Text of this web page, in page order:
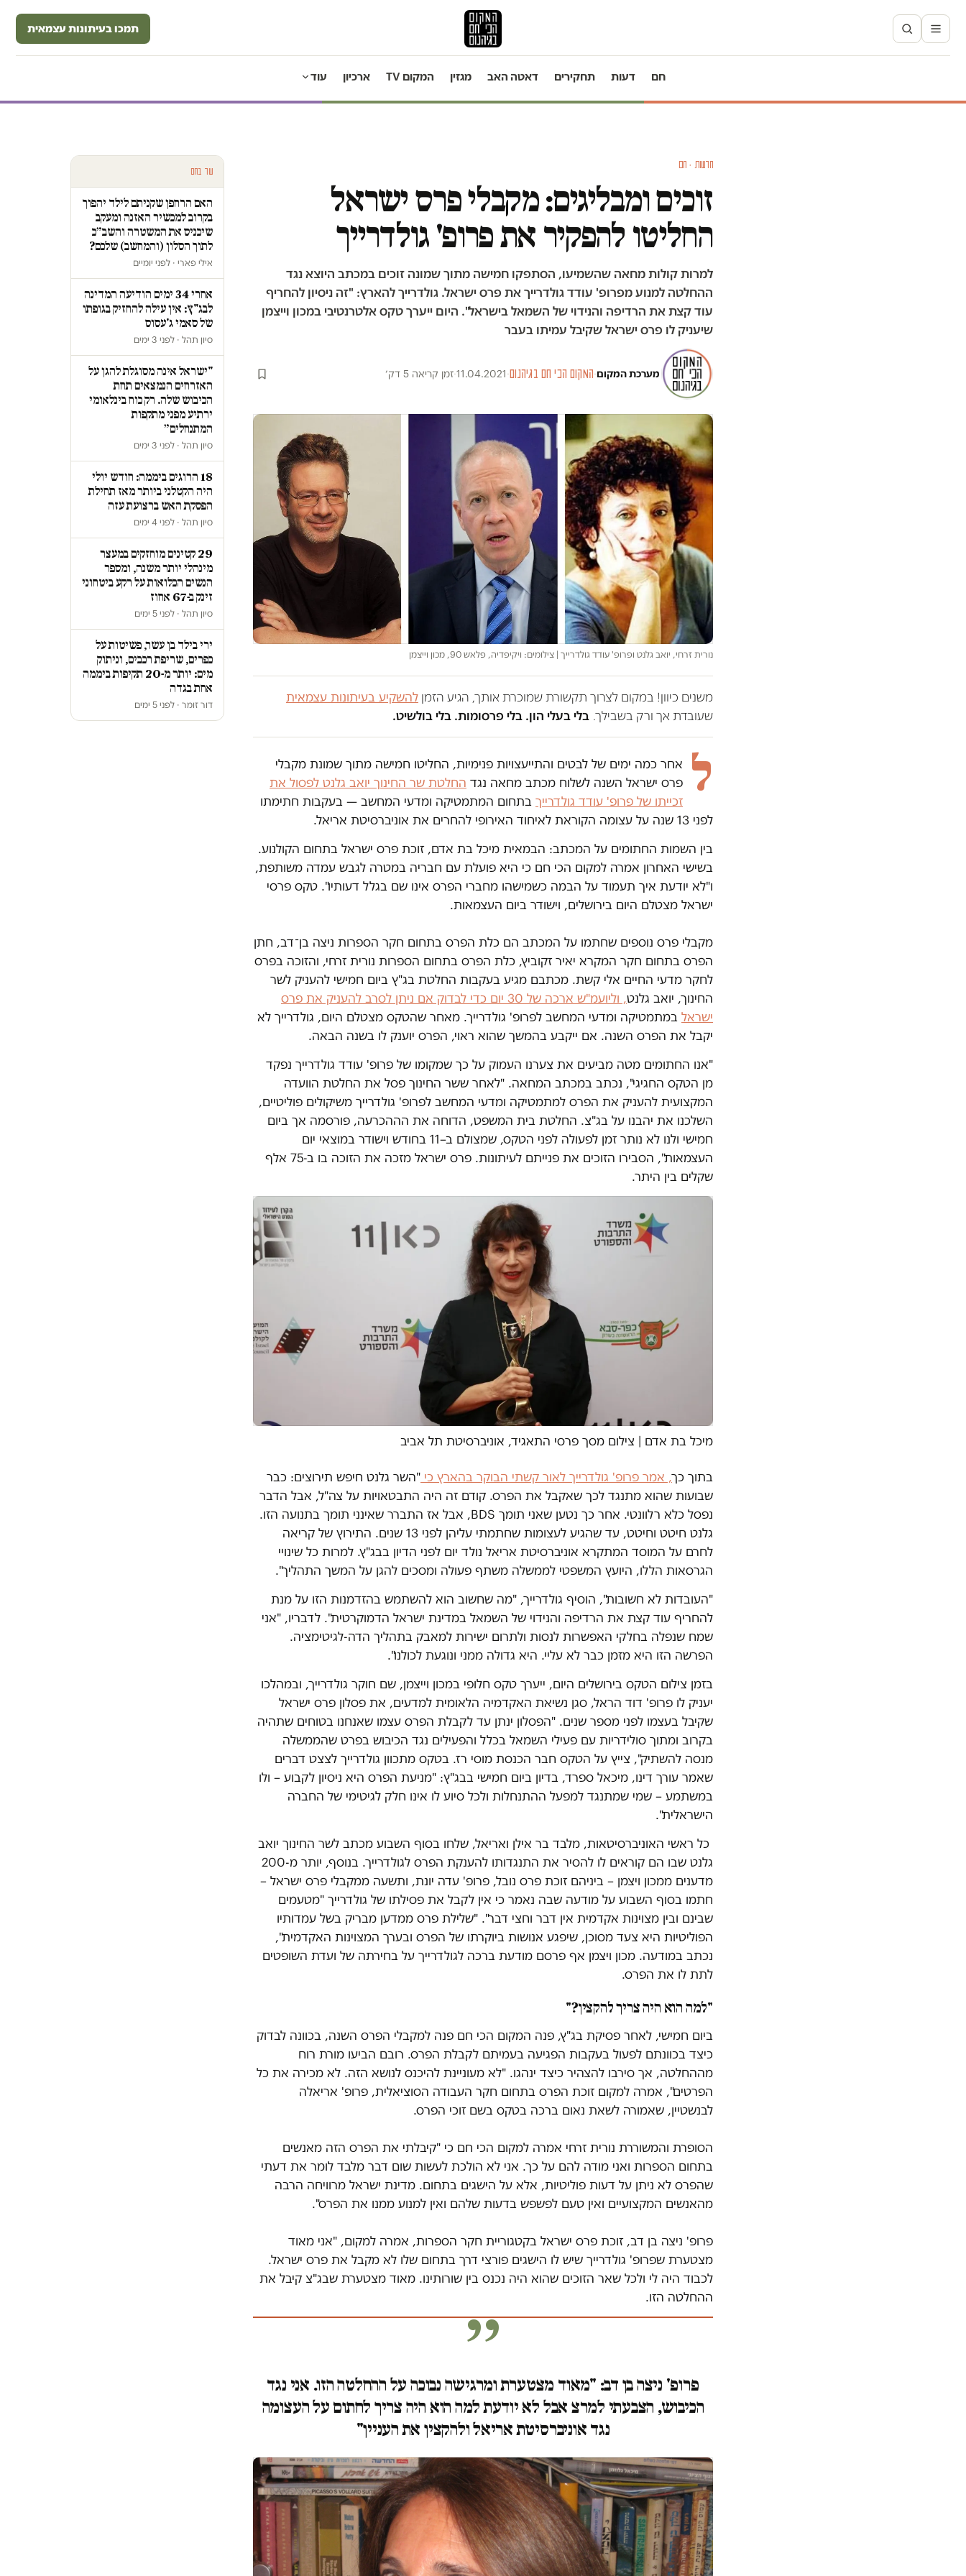
תמכו בעיתונות עצמאית
חם דעות תחקירים דאטה האב מגזין המקום TV ארכיון עוד
חדשות · חם
זוכים ומבליגים: מקבלי פרס ישראל
החליטו להפקיר את פרופ' גולדרייך
למרות קולות מחאה שהשמיעו, הסתפקו חמישה מתוך שמונה זוכים במכתב היוצא נגד
ההחלטה למנוע מפרופ' עודד גולדרייך את פרס ישראל. גולדרייך להארץ: "זה ניסיון להחריף
עוד קצת את הרדיפה והנידוי של השמאל בישראל". היום ייערך טקס אלטרנטיבי במכון וייצמן
שיעניק לו פרס ישראל שקיבל עמיתו בעבר
מערכת המקום·המקום הכי חם בגיהנום·
11.04.2021
·זמן קריאה 5 דק׳
נורית זרחי, יואב גלנט ופרופ' עודד גולדרייך | צילומים: ויקיפדיה, פלאש 90, מכון וייצמן
משנים כיוון! במקום לצרוך תקשורת שמוכרת אותך, הגיע הזמן להשקיע בעיתונות עצמאית
שעובדת אך ורק בשבילך. בלי בעלי הון. בלי פרסומות. בלי בולשיט.
ל
אחר כמה ימים של לבטים והתייעצויות פנימיות, החליטו חמישה מתוך שמונת מקבלי
פרס ישראל השנה לשלוח מכתב מחאה נגד החלטת שר החינוך יואב גלנט לפסול את
זכייתו של פרופ' עודד גולדרייך בתחום המתמטיקה ומדעי המחשב — בעקבות חתימתו
לפני 13 שנה על עצומה הקוראת לאיחוד האירופי להחרים את אוניברסיטת אריאל.
בין השמות החתומים על המכתב: הבמאית מיכל בת אדם, זוכת פרס ישראל בתחום הקולנוע.
בשישי האחרון אמרה למקום הכי חם כי היא פועלת עם חבריה במטרה לגבש עמדה משותפת,
ו"לא יודעת איך תעמוד על הבמה כשמישהו מחברי הפרס אינו שם בגלל דעותיו". טקס פרסי
ישראל מצטלם היום בירושלים, וישודר ביום העצמאות.
מקבלי פרס נוספים שחתמו על המכתב הם כלת הפרס בתחום חקר הספרות ניצה בן־דב, חתן
הפרס בתחום חקר המקרא יאיר זקוביץ, כלת הפרס בתחום הספרות נורית זרחי, והזוכה בפרס
לחקר מדעי החיים אלי קשת. מכתבם מגיע בעקבות החלטת בג"ץ ביום חמישי להעניק לשר
החינוך, יואב גלנט
, וליועמ"ש ארכה של 30 יום כדי לבדוק אם ניתן לסרב להעניק את פרס
ישראל במתמטיקה ומדעי המחשב לפרופ' גולדרייך. מאחר שהטקס מצטלם היום, גולדרייך לא
יקבל את הפרס השנה. אם ייקבע בהמשך שהוא ראוי, הפרס יוענק לו בשנה הבאה.
"אנו החתומים מטה מביעים את צערנו העמוק על כך שמקומו של פרופ' עודד גולדרייך נפקד
מן הטקס החגיגי", נכתב במכתב המחאה. "לאחר ששר החינוך פסל את החלטת הוועדה
המקצועית להעניק את הפרס למתמטיקה ומדעי המחשב לפרופ' גולדרייך משיקולים פוליטיים,
השלכנו את יהבנו על בג"צ. החלטת בית המשפט, הדוחה את הההכרעה, פורסמה אך ביום
חמישי ולנו לא נותר זמן לפעולה לפני הטקס, שמצולם ב–11 בחודש וישודר במוצאי יום
העצמאות", הסבירו הזוכים את פנייתם לעיתונות. פרס ישראל מזכה את הזוכה בו ב-75 אלף
שקלים בין היתר.
מיכל בת אדם | צילום מסך פרסי התאגיד, אוניברסיטת תל אביב
בתוך כך, אמר פרופ' גולדרייך לאור קשתי הבוקר בהארץ כי "השר גלנט חיפש תירוצים: כבר
שבועות שהוא מתנגד לכך שאקבל את הפרס. קודם זה היה התבטאויות על צה"ל, אבל הדבר
נפסל כלא רלוונטי. אחר כך נטען שאני תומך BDS, אבל אז התברר שאינני תומך בתנועה הזו.
גלנט חיטט וחיטט, עד שהגיע לעצומות שחתמתי עליהן לפני 13 שנים. התירוץ של קריאה
לחרם על המוסד המתקרא אוניברסיטת אריאל נולד יום לפני הדיון בבג"ץ. למרות כל שינויי
הגרסאות הללו, היועץ המשפטי לממשלה משתף פעולה ומסכים להגן על המשך התהליך".
"העובדות לא חשובות", הוסיף גולדרייך, "מה שחשוב הוא להשתמש בהזדמנות הזו על מנת
להחריף עוד קצת את הרדיפה והנידוי של השמאל במדינת ישראל הדמוקרטית". לדבריו, "אני
שמח שנפלה בחלקי האפשרות לנסות ולתרום ישירות למאבק בתהליך הדה-לגיטימציה.
הפרשה הזו היא מזמן כבר לא עליי. היא גדולה ממני ונוגעת לכולנו".
בזמן צילום הטקס בירושלים היום, ייערך טקס חלופי במכון וייצמן, שם חוקר גולדרייך, ובמהלכו
יעניק לו פרופ' דוד הראל, סגן נשיאת האקדמיה הלאומית למדעים, את פסלון פרס ישראל
שקיבל בעצמו לפני מספר שנים. "הפסלון ינתן עד לקבלת הפרס עצמו שאנחנו בטוחים שתהיה
בקרוב ומתוך סולידריות עם פעילי השמאל בכלל והפעילים נגד הכיבוש בפרט שהממשלה
מנסה להשתיק", צייץ על הטקס חבר הכנסת מוסי רז. בטקס מתכוון גולדרייך לצצט דברים
שאמר עורך דינו, מיכאל ספרד, בדיון ביום חמישי בבג"ץ: "מניעת הפרס היא ניסיון לקבוע – ולו
במשתמע – שמי שמתנגד למפעל ההתנחלות ולכל סיוע לו אינו חלק לגיטימי של החברה
הישראלית".
כל ראשי האוניברסיטאות, מלבד בר אילן ואריאל, שלחו בסוף השבוע מכתב לשר החינוך יואב
גלנט שבו הם קוראים לו להסיר את התנגדותו להענקת הפרס לגולדרייך. בנוסף, יותר מ-200
מדענים ממכון ויצמן – ביניהם זוכת פרס נובל, פרופ' עדה יונת, ותשעה ממקבלי פרס ישראל –
חתמו בסוף השבוע על מודעה שבה נאמר כי אין לקבל את פסילתו של גולדרייך "מטעמים
שבינם ובין מצוינות אקדמית אין דבר וחצי דבר". "שלילת פרס ממדען מבריק בשל עמדותיו
הפוליטיות היא צעד מסוכן, שיפגע אנושות ביוקרתו של הפרס ובערך המצוינות האקדמית",
נכתב במודעה. מכון ויצמן אף פרסם מודעת ברכה לגולדרייך על בחירתה של ועדת השופטים
לתת לו את הפרס.
"למה הוא היה צריך להקצין?"
ביום חמישי, לאחר פסיקת בג"ץ, פנה המקום הכי חם פנה למקבלי הפרס השנה, בכוונה לבדוק
כיצד בכוונתם לפעול בעקבות הפגיעה בעמיתם לקבלת הפרס. רובם הביעו מורת רוח
מההחלטה, אך סירבו להצהיר כיצד ינהגו. "לא מעוניינת להיכנס לנושא הזה. לא מכירה את כל
הפרטים", אמרה למקום זוכת הפרס בתחום חקר העבודה הסוציאלית, פרופ' אריאלה
לבנשטיין, שאמורה לשאת נאום ברכה בטקס בשם זוכי הפרס.
הסופרת והמשוררת נורית זרחי אמרה למקום הכי חם כי "קיבלתי את הפרס הזה מאנשים
בתחום הספרות ואני מודה להם על כך. אני לא הולכת לעשות שום דבר מלבד לומר את דעתי
שהפרס לא ניתן על דעות פוליטיות, אלא על הישגים בתחום. מדינת ישראל מרוויחה הרבה
מהאנשים המקצועיים ואין טעם לפשפש בדעות שלהם ואין למנוע ממנו את הפרס".
פרופ' ניצה בן דב, זוכת פרס ישראל בקטגוריית חקר הספרות, אמרה למקום, "אני מאוד
מצטערת שפרופ' גולדרייך שיש לו הישגים פורצי דרך בתחום שלו לא מקבל את פרס ישראל.
לכבוד היה לי ולכל שאר הזוכים שהוא היה נכנס בין שורותינו. מאוד מצטערת שבג"צ קיבל את
ההחלטה הזו.
פרופ' ניצה בן דב: "מאוד מצטערת ומרגישה נבוכה על ההחלטה הזו. אני נגד
הכיבוש, הצבעתי למרצ אבל לא יודעת למה הוא היה צריך לחתום על העצומה
נגד אוניברסיטת אריאל ולהקצין את העניין"
עוד בחם
האם הרחפן שקניתם לילד יהפוך
בקרוב למכשיר האזנה ומעקב
שיכניס את המשטרה והשב״כ
לתוך הסלון (והמחשב) שלכם?
אילי פארי · לפני יומיים
אחרי 34 ימים הודיעה המדינה
לבג"ץ: אין עילה להחזיק בגופתו
של סאמי ג'עסוס
סיון תהל · לפני 3 ימים
"ישראל אינה מסוגלת להגן על
האזרחים הנמצאים תחת
הכיבוש שלה. רק כוח בינלאומי
ירתיע מפני מתקפות
המתנחלים״
סיון תהל · לפני 3 ימים
18 הרוגים ביממה: חודש יולי
היה הקטלני ביותר מאז תחילת
הפסקת האש ברצועת עזה
סיון תהל · לפני 4 ימים
29 קטינים מוחזקים במעצר
מינהלי יותר משנה, ומספר
הנשים הכלואות על רקע ביטחוני
זינק ב-67 אחוז
סיון תהל · לפני 5 ימים
ירי בילד בן עשר, פשיטות על
כפרים, שריפת רכבים, וניתוק
מים: יותר מ-20 תקיפות ביממה
אחת בגדה
דור זומר · לפני 5 ימים